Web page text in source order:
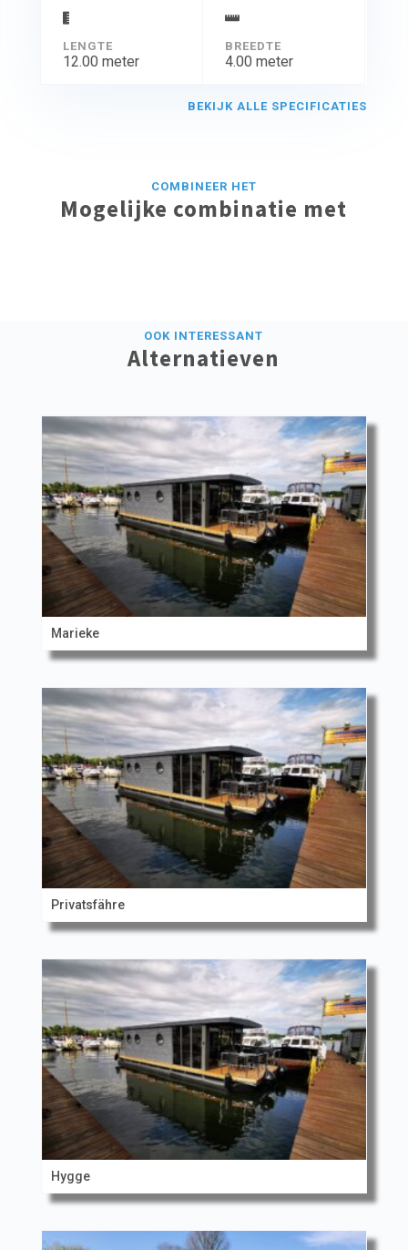
afvalwatersysteem vorstvrij te houden, plaatsten we
leiding- en tankverwarmers.
LENGTE
12.00 meter
BREEDTE
4.00 meter
BEKIJK ALLE SPECIFICATIES
COMBINEER HET
Mogelijke combinatie met
OOK INTERESSANT
Alternatieven
Marieke
Privatsfähre
Hygge